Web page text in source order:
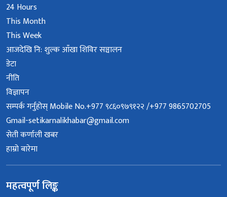
24 Hours
This Month
This Week
आजदेखि नि: शुल्क आँखा शिविर सञ्चालन
डेटा
नीति
विज्ञापन
सम्पर्क गर्नुहोस् Mobile No.+977 ९८६०९७९१२२ /+977 9865702705
Gmail-setikarnalikhabar@gmail.com
सेती कर्णाली खबर
हाम्रो बारेमा
महत्वपूर्ण लिङ्क